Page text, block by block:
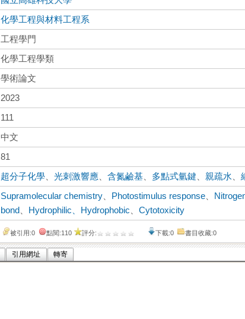
化學工程與材料工程系
工程學門
化學工程學類
學術論文
2023
111
中文
81
超分子化學 、光刺激響應 、含氮鹼基 多點式氫鍵 親疏水 、
Supramolecular chemistry Photostimulus response
bond
Hydrophilic、Hydrophobic 、Cytotoxicity
被引用:0 點閱:110 評分: 下載:0 書目收藏:0
引用網址 轉寄